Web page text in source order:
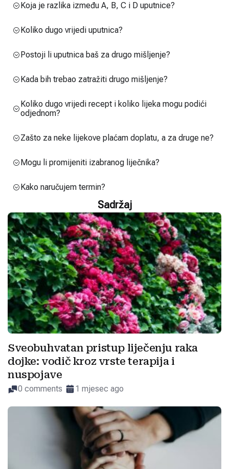
Koja je razlika između A, B, C i D uputnice?
Koliko dugo vrijedi uputnica?
Postoji li uputnica baš za drugo mišljenje?
Kada bih trebao zatražiti drugo mišljenje?
Koliko dugo vrijedi recept i koliko lijeka mogu podići
odjednom?
Zašto za neke lijekove plaćam doplatu, a za druge ne?
Mogu li promijeniti izabranog liječnika?
Kako naručujem termin?
Sadržaj
Sveobuhvatan pristup liječenju raka
dojke: vodič kroz vrste terapija i
nuspojave
0 comments 1 mjesec ago